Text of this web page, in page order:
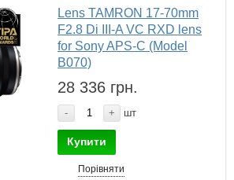
Lens TAMRON 17-70mm
F2.8 Di III-A VC RXD lens
for Sony APS-C (Model
B070)
28 336 грн.
- + шт
Купити
Порівняти